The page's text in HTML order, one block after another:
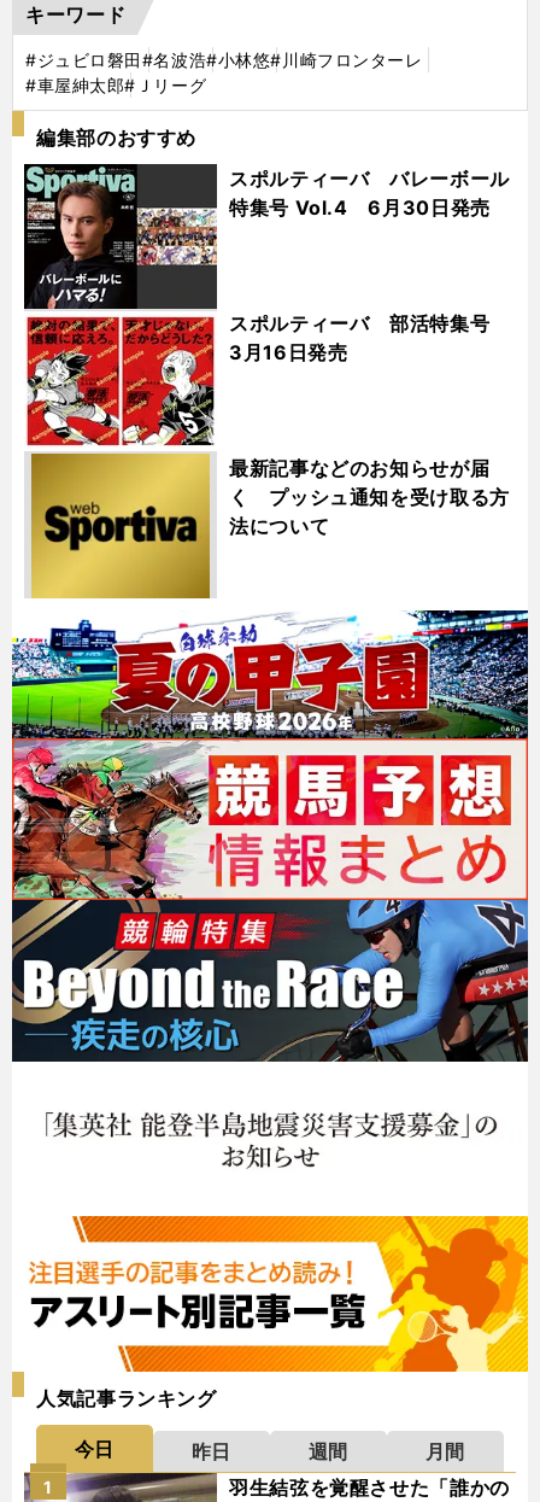
キーワード
#ジュビロ磐田#名波浩#小林悠#川崎フロンターレ
#車屋紳太郎#Ｊリーグ
編集部のおすすめ
スポルティーバ バレーボール
特集号 Vol.4 6月30日発売
スポルティーバ 部活特集号
3月16日発売
最新記事などのお知らせが届
く プッシュ通知を受け取る方
法について
人気記事ランキング
今日 昨日 週間
月間
羽生結弦を覚醒させた「誰かの
1